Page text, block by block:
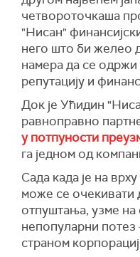
четвороточкаша
"Нисан"
него што би желео
намера да се
репутацију и
Док је Ућидин
равноправно
у потпуности
га једном од
Сада када је на
може се очекивати
отпуштања, узме на
непопуларни потез
страном